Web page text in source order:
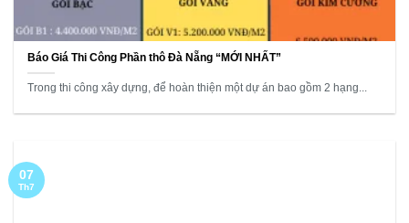
Báo Giá Thi Công Phần thô Đà Nẵng “MỚI NHẤT”
Trong thi công xây dựng, để hoàn thiện một dự án bao gồm 2 hạng...
07
Th7